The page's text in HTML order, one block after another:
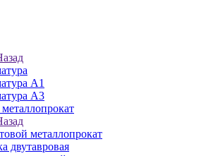
A1
А3
металлопрокат
двутавровая